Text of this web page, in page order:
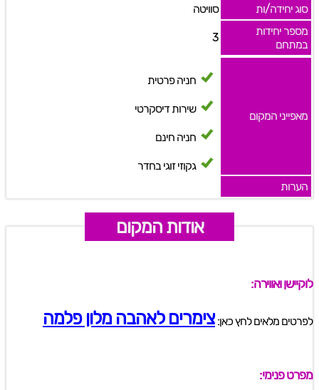
סוג יחידה/ות
סוויטה
מספר יחידות
במתחם
3
מאפייני המקום
חניה פרטית
שירות דיסקרטי
חניה חינם
גקוזי זוגי בחדר
הערות
אודות המקום
לוקיישן ואווירה:
לפרטים מלאים לחץ כאן:צימרים לאהבה מלון פלמה
מפרט פנימי: